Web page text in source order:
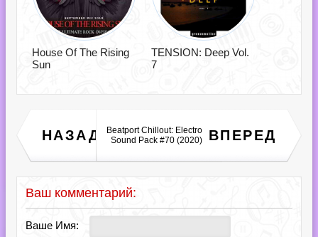
House Of The Rising
Sun
TENSION: Deep Vol.
7
НАЗАД
Discoтека 70-х, 80-х, 90-х,
2000-х (2020)
ВПЕРЕД
Beatport Chillout: Electro
Sound Pack #70 (2020)
Ваш комментарий:
Ваше Имя: